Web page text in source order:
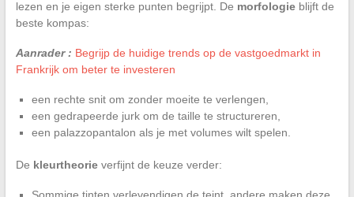
lezen en je eigen sterke punten begrijpt. De morfologieblijft de
beste kompas:
Aanrader : Begrijp de huidige trends op de vastgoedmarkt in
Frankrijk om beter te investeren
een rechte snit om zonder moeite te verlengen,
een gedrapeerde jurk om de taille te structureren,
een palazzopantalon als je met volumes wilt spelen.
De kleurtheorieverfijnt de keuze verder: